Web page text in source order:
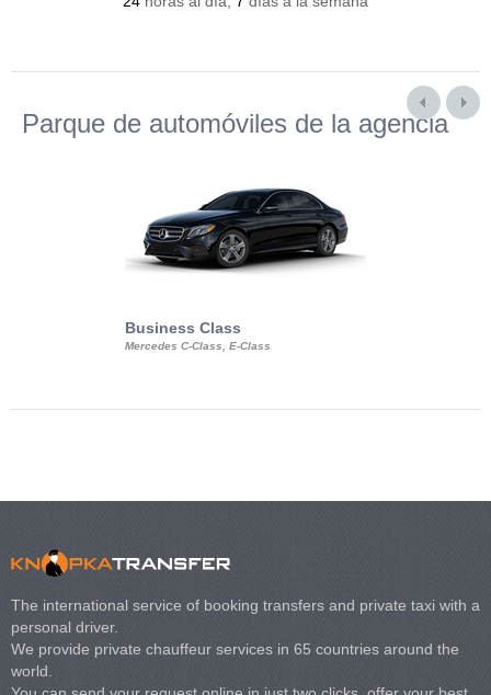
Parque de automóviles de la agencia
Business Class
Mercedes C-Class, E-Class
The international service of booking transfers and private taxi with a
personal driver.
We provide private chauffeur services in 65 countries around the
world.